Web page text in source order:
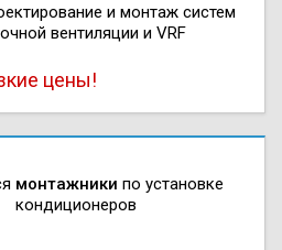
и монтаж систем
вентиляции и VRF
цены!
монтажники по установке
кондиционеров